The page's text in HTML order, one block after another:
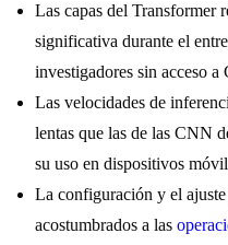
Las capas del Transformer
significativa durante el
investigadores sin acceso a
Las velocidades de
lentas que las de las CNN
su uso en dispositivos
La configuración y el
acostumbrados a las